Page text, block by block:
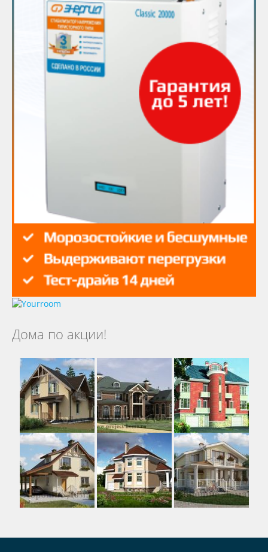
Дома по акции!